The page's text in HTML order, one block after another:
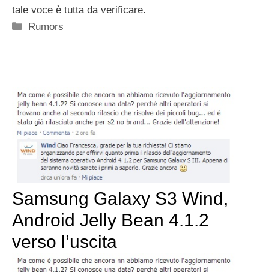
tale voce è tutta da verificare.
Categorie
Rumors
Samsung Galaxy S3 Wind,
Android Jelly Bean 4.1.2
verso l’uscita